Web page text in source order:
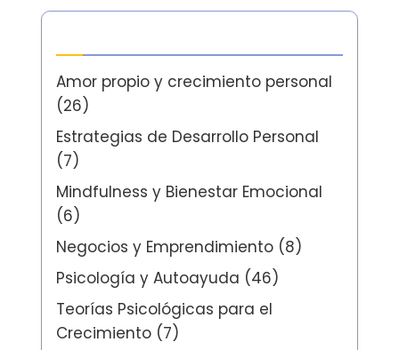
Amor propio y crecimiento personal
(26)
Estrategias de Desarrollo Personal
(7)
Mindfulness y Bienestar Emocional
(6)
Negocios y Emprendimiento (8)
Psicología y Autoayuda (46)
Teorías Psicológicas para el
Crecimiento (7)